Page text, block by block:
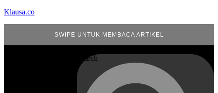
Klausa.co
SWIPE UNTUK MEMBACA ARTIKEL
Search